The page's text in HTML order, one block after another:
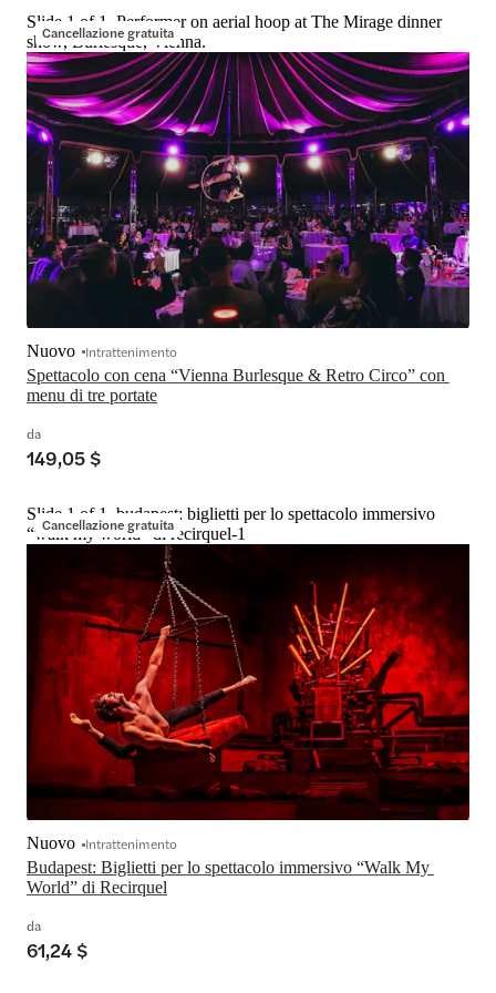
Cancellazione gratuita
Slide 1 of 1, Performer on aerial hoop at The Mirage dinner
show, Burlesque, Vienna.
Spettacolo con cena “Vienna Burlesque & Retro Circo” con
menu di tre portate
Nuovo Intrattenimento
da
149,05 $
Cancellazione gratuita
Slide 1 of 1, budapest: biglietti per lo spettacolo immersivo
“walk my world” di recirquel-1
Budapest: Biglietti per lo spettacolo immersivo “Walk My
World” di Recirquel
Nuovo Intrattenimento
da
61,24 $